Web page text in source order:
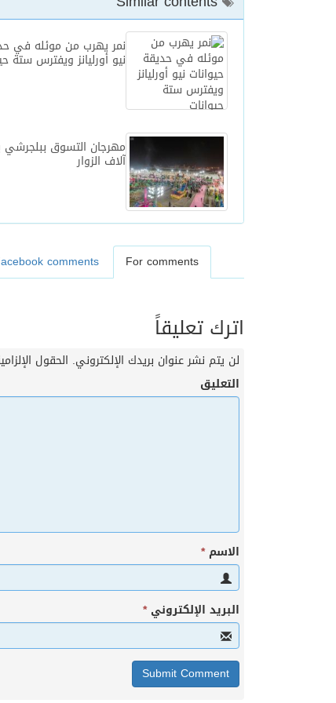
نمر يهرب من موئله في
نيو أورليانز ويفترس ستة
مهرجان التسوق
آلاف الزوار
For comments
comments
اترك تعليقاً
لن يتم نشر عنوان بريدك الإلكتروني. الحقول
التعليق
الاسم*
البريد الإلكتروني*